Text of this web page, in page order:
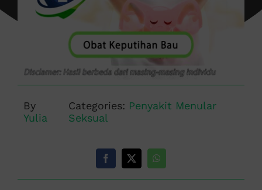
By
Yulia
Categories: Penyakit Menular
Seksual